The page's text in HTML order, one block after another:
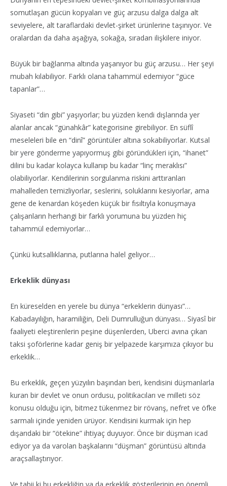
somutlaşan gücün kopyaları ve güç arzusu dalga dalga alt
seviyelere, alt taraflardaki devlet-şirket ürünlerine taşınıyor. Ve
oralardan da daha aşağıya, sokağa, sıradan ilişkilere iniyor.
Büyük bir bağlanma altında yaşanıyor bu güç arzusu… Her şeyi
mubah kılabiliyor. Farklı olana tahammül edemiyor “güce
tapanlar”…
Siyaseti “din gibi” yaşıyorlar; bu yüzden kendi dışlarında yer
alanlar ancak “günahkâr” kategorisine girebiliyor. En süflî
meseleleri bile en “dinî” görüntüler altına sokabiliyorlar. Kutsal
bir yere gönderme yapıyormuş gibi göründükleri için, “ihanet”
dilini bu kadar kolayca kullanıp bu kadar “linç meraklısı”
olabiliyorlar. Kendilerinin sorgulanma riskini arttıranları
mahalleden temizliyorlar, seslerini, soluklarını kesiyorlar, ama
gene de kenardan köşeden küçük bir fısıltıyla konuşmaya
çalışanların herhangi bir farklı yorumuna bu yüzden hiç
tahammül edemiyorlar…
Çünkü kutsallıklarına, putlarına halel geliyor…
Erkeklik dünyası
En küreselden en yerele bu dünya “erkeklerin dünyası”…
Kabadayılığın, haramiliğin, Deli Dumrulluğun dünyası… Siyasî bir
faaliyeti eleştirenlerin peşine düşenlerden, Uberci avına çıkan
taksi şoförlerine kadar geniş bir yelpazede karşımıza çıkıyor bu
erkeklik…
Bu erkeklik, geçen yüzyılın başından beri, kendisini düşmanlarla
kuran bir devlet ve onun ordusu, politikacıları ve milleti söz
konusu olduğu için, bitmez tükenmez bir rövanş, nefret ve öfke
sarmalı içinde yeniden ürüyor. Kendisini kurmak için hep
dışarıdaki bir “ötekine” ihtiyaç duyuyor. Önce bir düşman icad
ediyor ya da varolan başkalarını “düşman” görüntüsü altında
araçsallaştırıyor.